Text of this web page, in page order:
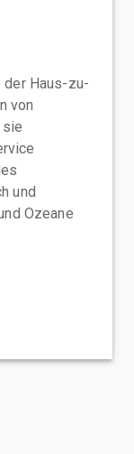
Haus-zu-
von
sie
und
Ozeane